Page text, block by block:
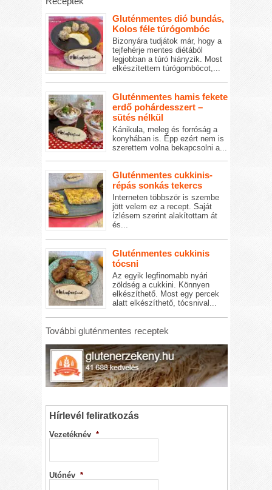
Gluténmentes dió bundás,
Kolos féle túrógombóc
Bizonyára tudjátok már, hogy a
tejfehérje mentes diétából
legjobban a túró hiányzik. Most
elkészítettem túrógombócot,...
Gluténmentes hamis fekete
erdő pohárdesszert –
sütés nélkül
Kánikula, meleg és forróság a
konyhában is. Épp ezért nem is
szerettem volna bekapcsolni a...
Gluténmentes cukkinis-
répás sonkás tekercs
Interneten többször is szembe
jött velem ez a recept. Saját
ízlésem szerint alakítottam át
és...
Gluténmentes cukkinis
tócsni
Az egyik legfinomabb nyári
zöldség a cukkini. Könnyen
elkészíthető. Most egy percek
alatt elkészíthető, tócsnival...
További gluténmentes receptek
Hírlevél feliratkozás
Vezetéknév *
Utónév *